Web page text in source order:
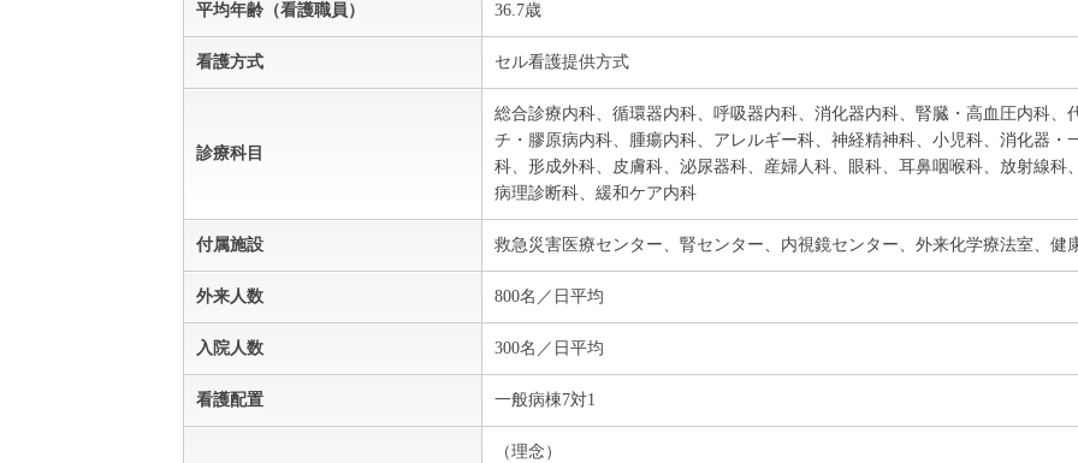
平均年齢（看護職員） 36.7歳
看護方式 セル看護提供方式
診療科目
総合診療内科、循環器内科、呼吸器内科、消化器内科、腎臓・高血圧内科
チ・膠原病内科、腫瘍内科、アレルギー科、神経精神科、小児科、消化器
科、形成外科、皮膚科、泌尿器科、産婦人科、眼科、耳鼻咽喉科、放射線
病理診断科、緩和ケア内科
付属施設 救急災害医療センター、腎センター、内視鏡センター、外来化学療法室、健
外来人数 800名／日平均
入院人数 300名／日平均
看護配置 一般病棟7対1
（理念）